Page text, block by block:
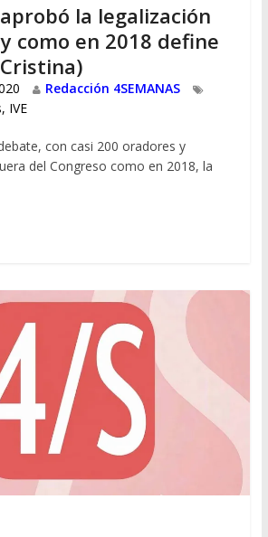
la legalización
como en 2018 define
Redacción 4SEMANAS
, IVE
con casi 200 oradores y
del Congreso como en 2018, la